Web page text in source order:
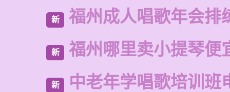
新 福州成人唱歌年会排
新 福州哪里卖小提琴便
新 中老年学唱歌培训班